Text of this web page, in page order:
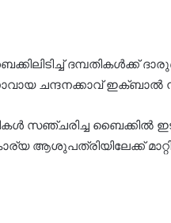
ദമ്പതികൾക്ക്
ചന്ദനക്കാവ്
സഞ്ചരിച്ച
ആശുപത്രിയിലേക്ക്